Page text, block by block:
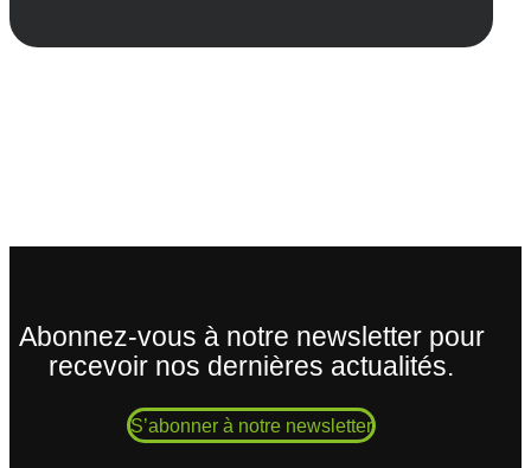
Abonnez-vous à notre newsletter pour
recevoir nos dernières actualités.
S’abonner à notre newsletter